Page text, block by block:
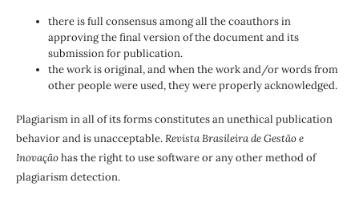
there is full consensus among all the coauthors in
approving the final version of the document and its
submission for publication.
the work is original, and when the work and/or words from
other people were used, they were properly acknowledged.
Plagiarism in all of its forms constitutes an unethical publication
behavior and is unacceptable.Revista Brasileira de Gestão e
Inovaçãohas the right to use software or any other method of
plagiarism detection.